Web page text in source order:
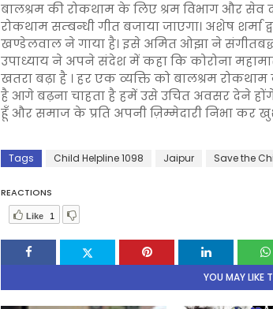
बालश्रम की रोकथाम के लिए श्रम विभाग और सेव द
रोकथाम सम्बन्धी गीत बजाया जाएगा। अशेष शर्मा
खण्डेलवाल ने गाया है। इसे अमित ओझा ने संगीतबद्ध
उपाध्याय ने अपने संदेश में कहा कि कोरोना
खतरा बढ़ा है । हर एक व्यक्ति को बालश्रम रोकथाम
है आगे बढ़ना चाहता है हमें उसे उचित अवसर देने
हूँ और समाज के प्रति अपनी ज़िम्मेदारी निभा कर
Tags Child Helpline 1098 Jaipur Save the
REACTIONS
Like 1
YOU MAY LIKE